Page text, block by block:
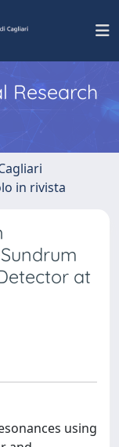
Research
in rivista
at
using